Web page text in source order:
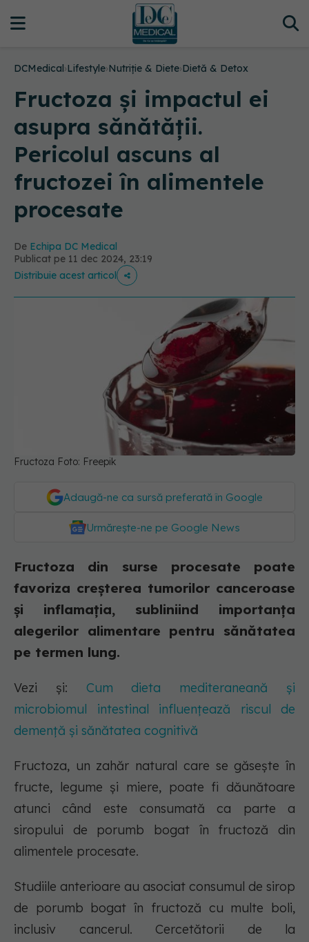
DCMedical›Lifestyle›Nutriție & Diete›Dietă & Detox
Fructoza și impactul ei
asupra sănătății.
Pericolul ascuns al
fructozei în alimentele
procesate
De Echipa DC Medical
Publicat pe 11 dec 2024, 23:19
Distribuie acest articol
Fructoza Foto: Freepik
Adaugă-ne ca sursă preferată în Google
Urmărește-ne pe Google News
Fructoza din surse procesate poate
favoriza creșterea tumorilor canceroase
și inflamația, subliniind importanța
alegerilor alimentare pentru sănătatea
pe termen lung.
Vezi și: Cum dieta mediteraneană și
microbiomul intestinal influențează riscul de
demență și sănătatea cognitivă
Fructoza, un zahăr natural care se găsește în
fructe, legume și miere, poate fi dăunătoare
atunci când este consumată ca parte a
siropului de porumb bogat în fructoză din
alimentele procesate.
Studiile anterioare au asociat consumul de sirop
de porumb bogat în fructoză cu multe boli,
inclusiv cancerul. Cercetătorii de la